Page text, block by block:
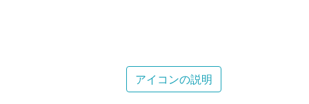
アイコンの説明